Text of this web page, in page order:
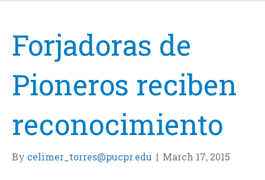
Forjadoras de
Pioneros reciben
reconocimiento
By celimer_torres@pucpr.edu | March 17, 2015